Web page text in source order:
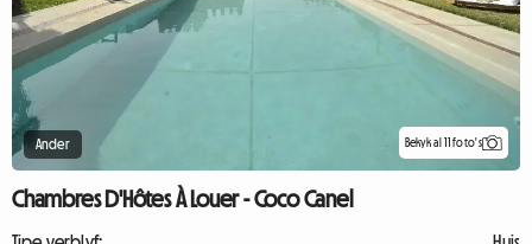
Ander Bekyk al 11 foto's
Chambres D'Hôtes À Louer - Coco Canel